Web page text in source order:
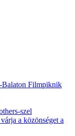
Balaton Filmpiknik
szel
a közönséget a